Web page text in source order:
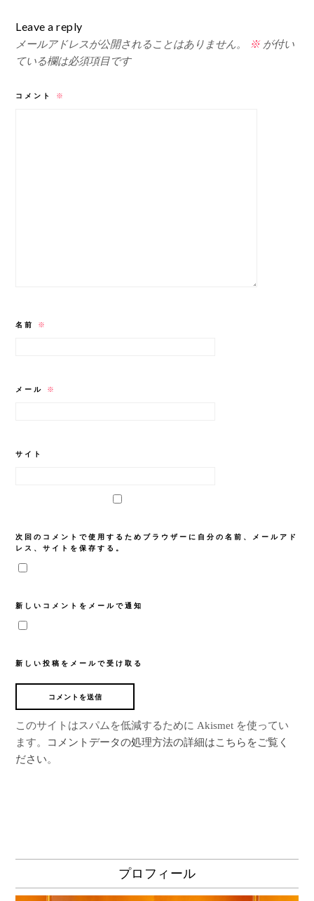
Leave a reply
メールアドレスが公開されることはありません。 ※が付い
ている欄は必須項目です
コメント ※
名前 ※
メール ※
サイト
次回のコメントで使用するためブラウザーに自分の名前、メールアド
レス、サイトを保存する。
新しいコメントをメールで通知
新しい投稿をメールで受け取る
このサイトはスパムを低減するために Akismet を使ってい
ます。 コメントデータの処理方法の詳細はこちらをご覧く
ださい。
プロフィール